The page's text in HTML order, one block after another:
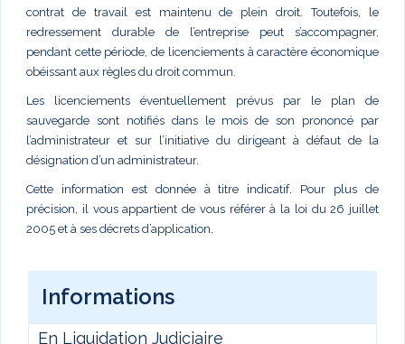
contrat de travail est maintenu de plein droit. Toutefois, le
redressement durable de l’entreprise peut s’accompagner,
pendant cette période, de licenciements à caractère économique
obéissant aux règles du droit commun.
Les licenciements éventuellement prévus par le plan de
sauvegarde sont notifiés dans le mois de son prononcé par
l’administrateur et sur l’initiative du dirigeant à défaut de la
désignation d’un administrateur.
Cette information est donnée à titre indicatif. Pour plus de
précision, il vous appartient de vous référer à la loi du 26 juillet
2005 et à ses décrets d’application.
Informations
En Liquidation Judiciaire